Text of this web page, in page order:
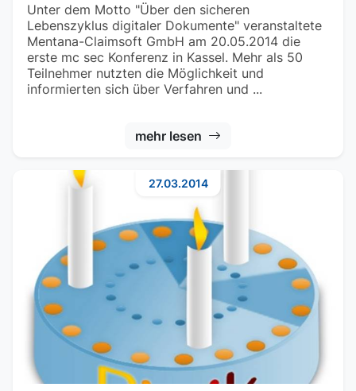
Unter dem Motto "Über den sicheren
Lebenszyklus digitaler Dokumente" veranstaltete
Mentana-Claimsoft GmbH am 20.05.2014 die
erste mc sec Konferenz in Kassel. Mehr als 50
Teilnehmer nutzten die Möglichkeit und
informierten sich über Verfahren und ...
mehr lesen
27.03.2014